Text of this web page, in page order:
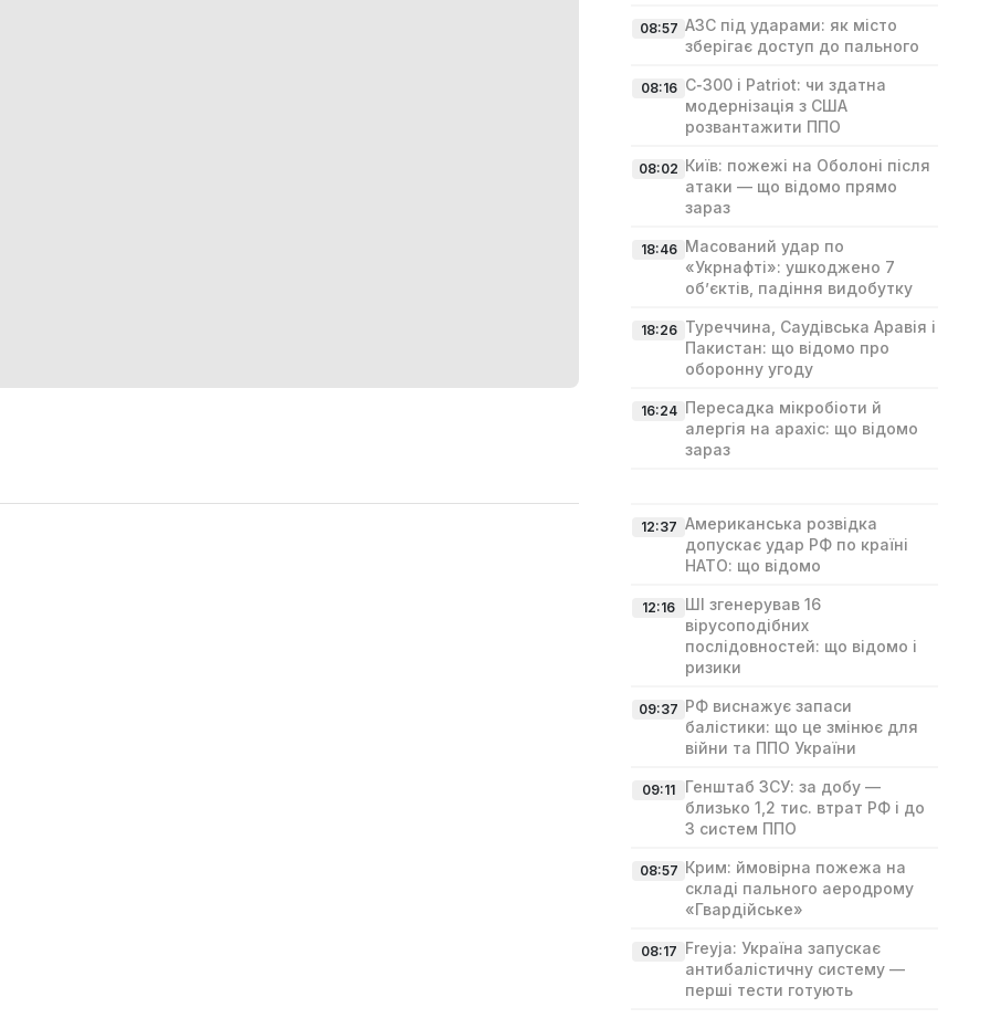
08:57 АЗС під ударами: як місто
зберігає доступ до пального
08:16 С‑300 і Patriot: чи здатна
модернізація з США
розвантажити ППО
08:02 Київ: пожежі на Оболоні після
атаки — що відомо прямо
зараз
18:46 Масований удар по
«Укрнафті»: ушкоджено 7
об’єктів, падіння видобутку
18:26 Туреччина, Саудівська Аравія і
Пакистан: що відомо про
оборонну угоду
16:24 Пересадка мікробіоти й
алергія на арахіс: що відомо
зараз
12:37 Американська розвідка
допускає удар РФ по країні
НАТО: що відомо
12:16
ШІ згенерував 16
вірусоподібних
послідовностей: що відомо і
ризики
09:37 РФ виснажує запаси
балістики: що це змінює для
війни та ППО України
09:11
Генштаб ЗСУ: за добу —
близько 1,2 тис. втрат РФ і до
3 систем ППО
08:57 Крим: ймовірна пожежа на
складі пального аеродрому
«Гвардійське»
08:17 Freyja: Україна запускає
антибалістичну систему —
перші тести готують